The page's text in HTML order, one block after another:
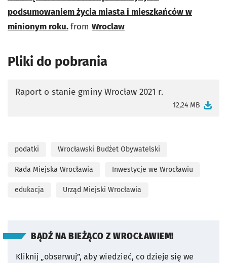
podsumowaniem życia miasta i mieszkańców w
minionym roku.from Wroclaw
Pliki do pobrania
Raport o stanie gminy Wrocław 2021 r.
12,24 MB
podatki Wrocławski Budżet Obywatelski
Rada Miejska Wrocławia Inwestycje we Wrocławiu
edukacja Urząd Miejski Wrocławia
BĄDŹ NA BIEŻĄCO Z WROCŁAWIEM!
Kliknij „obserwuj”, aby wiedzieć, co dzieje się we